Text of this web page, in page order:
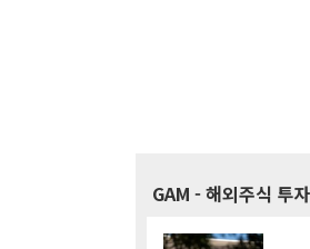
GAM - 해외주식 투